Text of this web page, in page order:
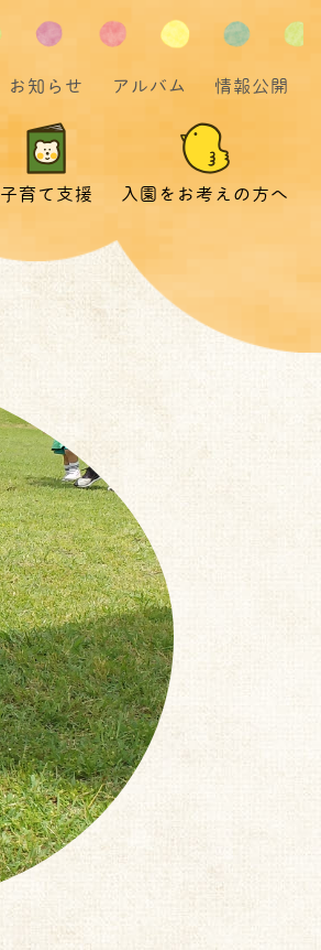
お知らせ アルバム 情報公開
子育て支援 入園をお考えの方へ